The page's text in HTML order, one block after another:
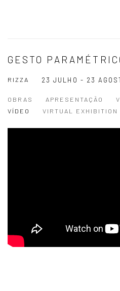
GESTO
RIZZA 23 JULHO - 23
OBRAS APRESENTAÇÃO
VÍDEO
VIRTUAL EXHIBITION